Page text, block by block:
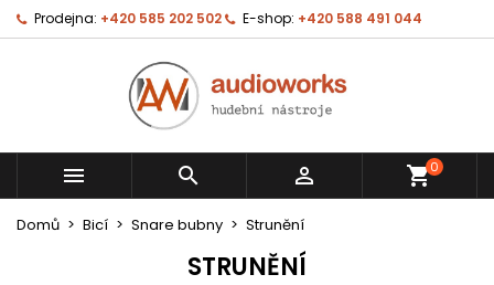
Prodejna: +420 585 202 502 E-shop: +420 588 491 044
   shopping_cart0
Domů Bicí Snare bubny Strunění
STRUNĚNÍ